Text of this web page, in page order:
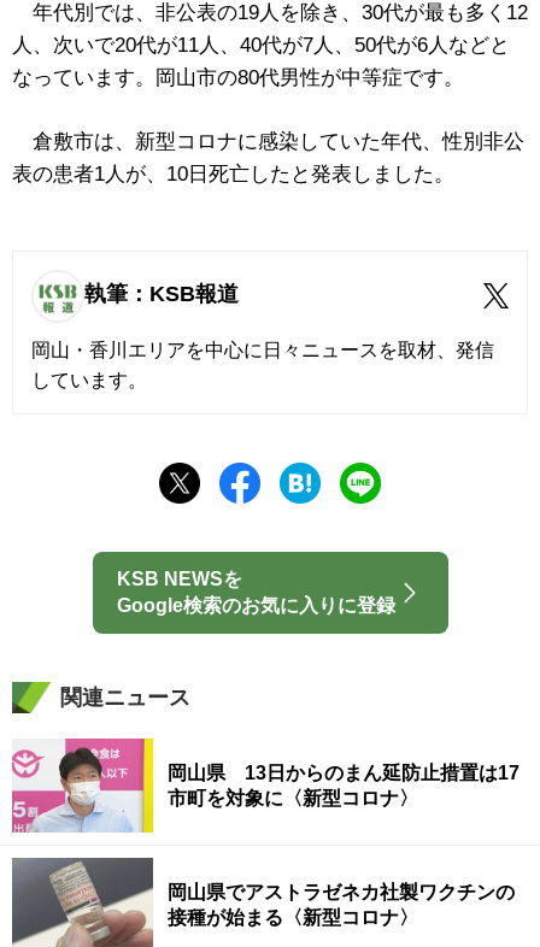
年代別では、非公表の19人を除き、30代が最も多く12
人、次いで20代が11人、40代が7人、50代が6人などと
なっています。岡山市の80代男性が中等症です。
倉敷市は、新型コロナに感染していた年代、性別非公
表の患者1人が、10日死亡したと発表しました。
執筆：KSB報道
岡山・香川エリアを中心に日々ニュースを取材、発信
しています。
KSB NEWSを
Google検索のお気に入りに登録
関連ニュース
岡山県 13日からのまん延防止措置は17
市町を対象に〈新型コロナ〉
岡山県でアストラゼネカ社製ワクチンの
接種が始まる〈新型コロナ〉